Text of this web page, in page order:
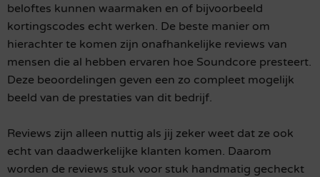
beloftes kunnen waarmaken en of bijvoorbeeld
kortingscodes echt werken. De beste manier om
hierachter te komen zijn onafhankelijke reviews van
mensen die al hebben ervaren hoe Soundcore presteert.
Deze beoordelingen geven een zo compleet mogelijk
beeld van de prestaties van dit bedrijf.
Reviews zijn alleen nuttig als jij zeker weet dat ze ook
echt van daadwerkelijke klanten komen. Daarom
worden de reviews stuk voor stuk handmatig gecheckt